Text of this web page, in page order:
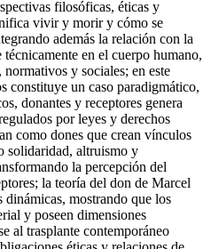
filosóficas, éticas y
vivir y morir y cómo se
además la relación con la
en el cuerpo humano,
y sociales; en este
constituye un caso paradigmático,
donantes y receptores genera
por leyes y derechos
como dones que crean vínculos
solidaridad, altruismo y
la percepción del
la teoría del don de Marcel
dinámicas, mostrando que los
y poseen dimensiones
al trasplante contemporáneo